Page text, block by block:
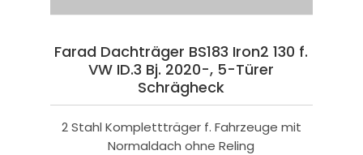
Farad Dachträger BS183 Iron2 130 f.
VW ID.3 Bj. 2020-, 5-Türer
Schrägheck
2 Stahl Komplettträger f. Fahrzeuge mit
Normaldach ohne Reling